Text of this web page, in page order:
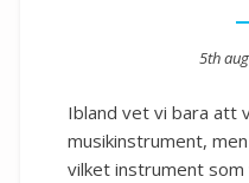
5th
Ibland vet vi bara att
musikinstrument,
vilket instrument som